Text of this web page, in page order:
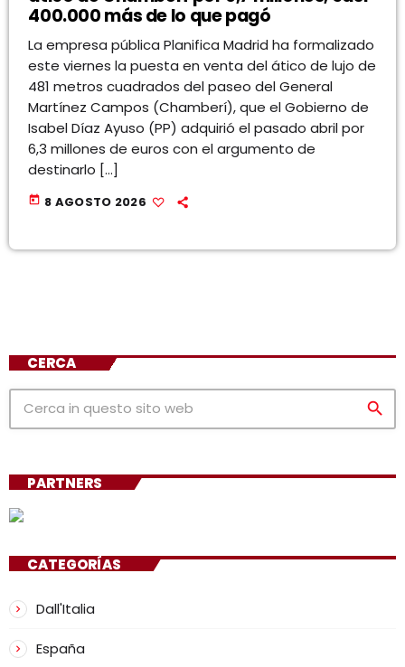
400.000 más de lo que pagó
La empresa pública Planifica Madrid ha formalizado
este viernes la puesta en venta del ático de lujo de
481 metros cuadrados del paseo del General
Martínez Campos (Chamberí), que el Gobierno de
Isabel Díaz Ayuso (PP) adquirió el pasado abril por
6,3 millones de euros con el argumento de
destinarlo […]
today 8 AGOSTO 2026
CERCA
search
PARTNERS
CATEGORÍAS
Dall'Italia
España